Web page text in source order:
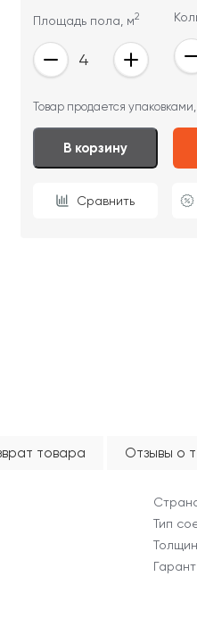
третьим лицам
Площадь пола, м2
Товар продается
В корзину
Сравнить
товара Отзывы о
Тип